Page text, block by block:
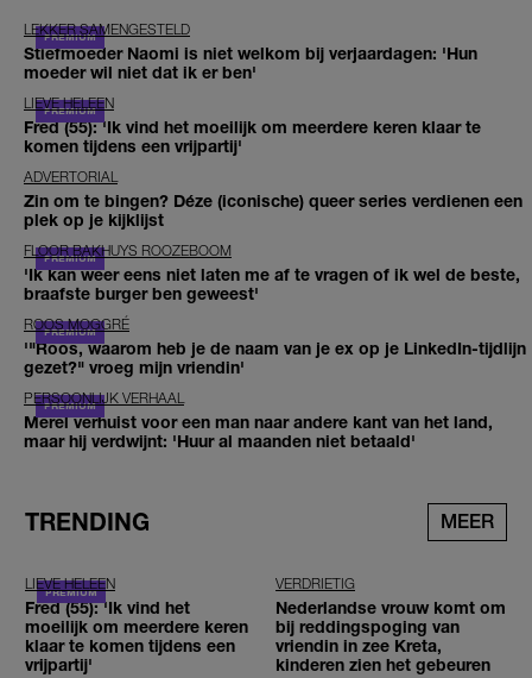
LEKKER SAMENGESTELD
Stiefmoeder Naomi is niet welkom bij verjaardagen: 'Hun
moeder wil niet dat ik er ben'
LIEVE HELEEN
Fred (55): 'Ik vind het moeilijk om meerdere keren klaar te
komen tijdens een vrijpartij'
ADVERTORIAL
Zin om te bingen? Déze (iconische) queer series verdienen een
plek op je kijklijst
FLOOR BAKHUYS ROOZEBOOM
'Ik kan weer eens niet laten me af te vragen of ik wel de beste,
braafste burger ben geweest'
ROOS MOGGRÉ
'"Roos, waarom heb je de naam van je ex op je LinkedIn-tijdlijn
gezet?" vroeg mijn vriendin'
PERSOONLIJK VERHAAL
Merel verhuist voor een man naar andere kant van het land,
maar hij verdwijnt: 'Huur al maanden niet betaald'
TRENDING MEER
LIEVE HELEEN
Fred (55): 'Ik vind het
moeilijk om meerdere keren
klaar te komen tijdens een
vrijpartij'
VERDRIETIG
Nederlandse vrouw komt om
bij reddingspoging van
vriendin in zee Kreta,
kinderen zien het gebeuren